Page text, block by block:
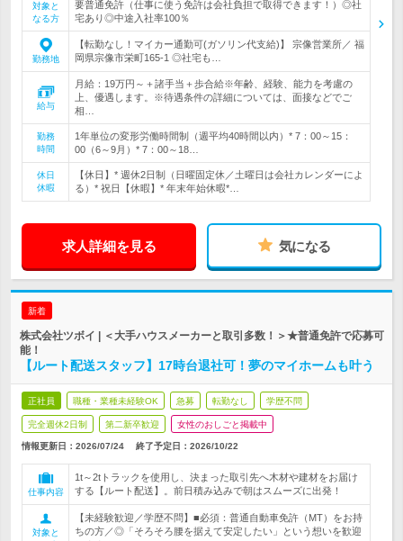
対象と
なる方
要普通免許（仕事に使う免許は会社負担で取得できます！）◎社
宅あり◎中途入社率100％
勤務地
【転勤なし！マイカー通勤可(ガソリン代支給)】 宗像営業所／ 福
岡県宗像市栄町165-1 ◎社宅も…
給与
月給：19万円～＋諸手当＋歩合給※年齢、経験、能力を考慮の
上、優遇します。※待遇条件の詳細については、面接などでご
相…
勤務
時間
1年単位の変形労働時間制（週平均40時間以内）* 7：00～15：
00（6～9月）* 7：00～18…
休日
休暇
【休日】* 週休2日制（日曜固定休／土曜日は会社カレンダーによ
る）* 祝日【休暇】* 年末年始休暇*…
求人詳細を見る 気になる
新着
株式会社ツボイ | ＜大手ハウスメーカーと取引多数！＞★普通免許で応募可
能！
【ルート配送スタッフ】17時台退社可！夢のマイホームも叶う
正社員 職種・業種未経験OK 急募 転勤なし 学歴不問
完全週休2日制 第二新卒歓迎 女性のおしごと掲載中
情報更新日：2026/07/24 終了予定日： 2026/10/22
仕事内容
1t～2tトラックを使用し、決まった取引先へ木材や建材をお届け
する【ルート配送】。前日積み込みで朝はスムーズに出発！
対象と
【未経験歓迎／学歴不問】■必須：普通自動車免許（MT）をお持
ちの方／◎「そろそろ腰を据えて安定したい」という想いを歓迎